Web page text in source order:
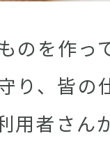
ものを作
り、皆の
用者さん